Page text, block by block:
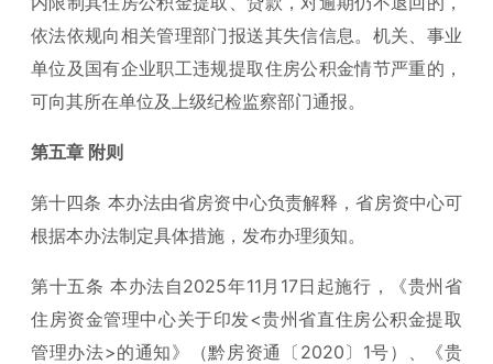
依法依规向相关管理部门报送其失信信息。机关、事业
单位及国有企业职工违规提取住房公积金情节严重的，
可向其所在单位及上级纪检监察部门通报。
第五章 附则
第十四条 本办法由省房资中心负责解释，省房资中心可
根据本办法制定具体措施，发布办理须知。
第十五条 本办法自2025年11月17日起施行，《贵州省
住房资金管理中心关于印发<贵州省直住房公积金提取
管理办法>的通知》（黔房资通〔2020〕1号）、《贵